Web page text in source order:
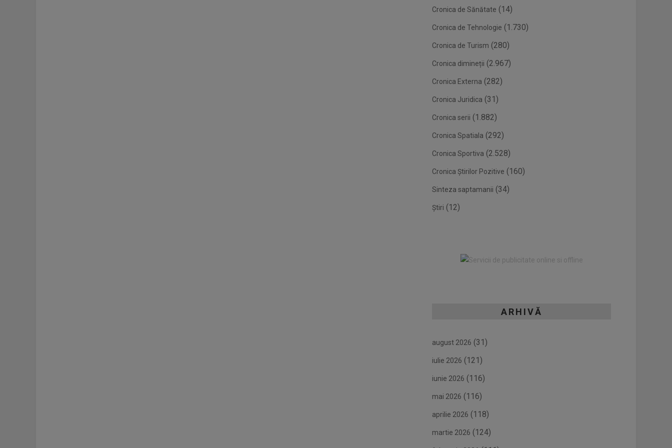
Cronica de Sănătate (14)
Cronica de Tehnologie (1.730)
Cronica de Turism (280)
Cronica dimineții (2.967)
Cronica Externa (282)
Cronica Juridica (31)
Cronica serii (1.882)
Cronica Spatiala (292)
Cronica Sportiva (2.528)
Cronica Știrilor Pozitive (160)
Sinteza saptamanii (34)
Știri (12)
ARHIVĂ
august 2026 (31)
iulie 2026 (121)
iunie 2026 (116)
mai 2026 (116)
aprilie 2026 (118)
martie 2026 (124)